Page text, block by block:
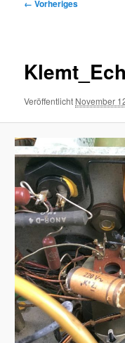
← Vorheriges
Veröffentlicht November